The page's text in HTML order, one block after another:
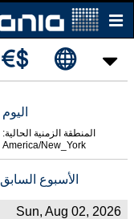
اليوم
المنطقة الزمنية الحالية:
America/New_York
الأسبوع السابق
Sun, Aug 02, 2026